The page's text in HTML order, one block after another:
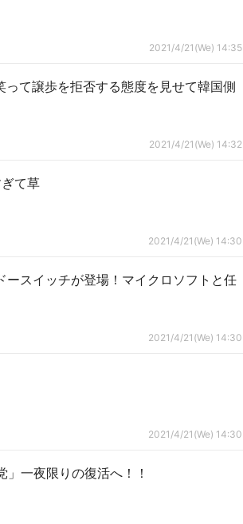
2021/4/21(We) 14:35
て譲歩を拒否する態度を見せて韓国側
2021/4/21(We) 14:32
て草
2021/4/21(We) 14:30
スイッチが登場！マイクロソフトと任
2021/4/21(We) 14:30
2021/4/21(We) 14:30
」一夜限りの復活へ！！